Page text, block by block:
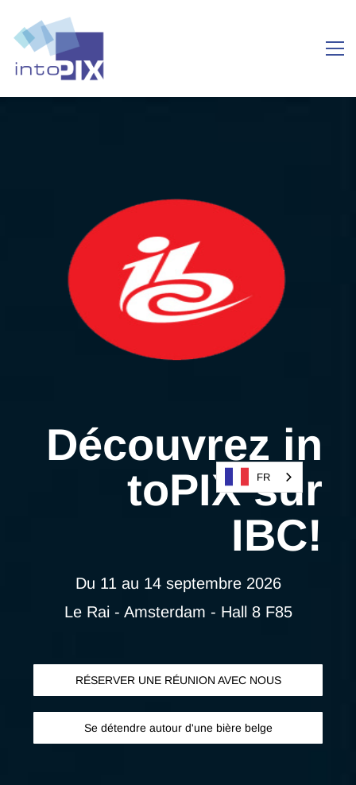
Découvrez in
toPIX sur
IBC!
Du 11 au 14 septembre 2026
Le Rai - Amsterdam - Hall 8 F85
RÉSERVER UNE RÉUNION AVEC NOUS
Se détendre autour d'une bière belge
FR